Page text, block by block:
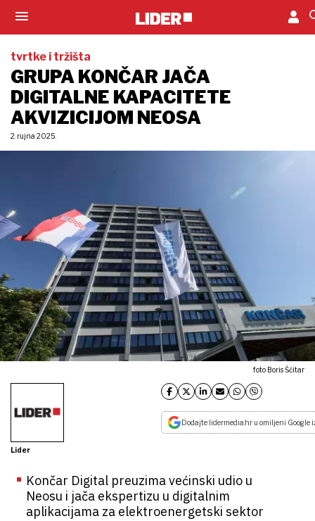
tvrtke i tržišta
GRUPA KONČAR JAČA
DIGITALNE KAPACITETE
AKVIZICIJOM NEOSA
2. rujna 2025.
foto Boris Ščitar
Lider
Dodajte lidermedia.hr u omiljeni Google
Končar Digital preuzima većinski udio u
Neosu i jača ekspertizu u digitalnim
aplikacijama za elektroenergetski sektor